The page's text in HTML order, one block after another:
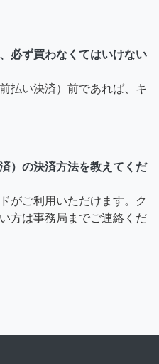
必ず買わなくてはいけない
払い決済）前であれば、キ
）の決済方法を教えてくだ
がご利用いただけます。ク
方は事務局までご連絡くだ